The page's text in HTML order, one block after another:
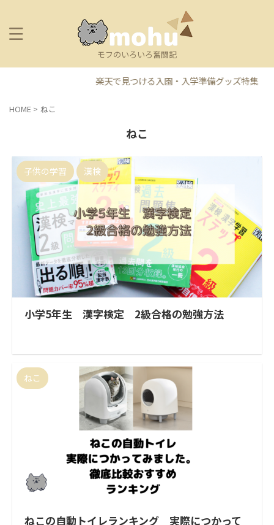
モフのいろいろ奮闘記
楽天で見つける入園・入学準備グッズ特集
HOME > ねこ
ねこ
子供の学習 漢検
小学5年生 漢字検定 2級合格の勉強方法
ねこ
ねこの自動トイレランキング 実際につかって